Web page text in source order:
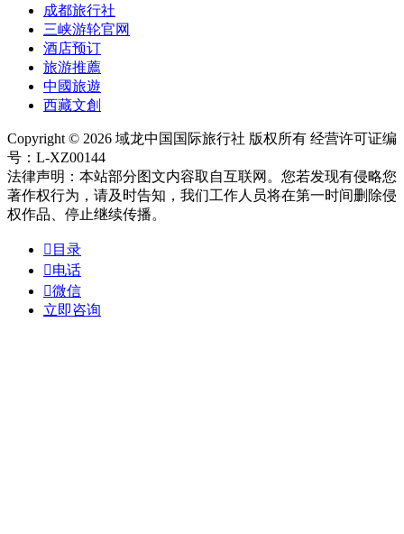
成都旅行社
三峡游轮官网
酒店预订
旅游推薦
中國旅遊
西藏文創
Copyright © 2026 域龙中国国际旅行社 版权所有 经营许可证编
号：L-XZ00144
法律声明：本站部分图文内容取自互联网。您若发现有侵略您
著作权行为，请及时告知，我们工作人员将在第一时间删除侵
权作品、停止继续传播。
 目录
电话
微信
立即咨询